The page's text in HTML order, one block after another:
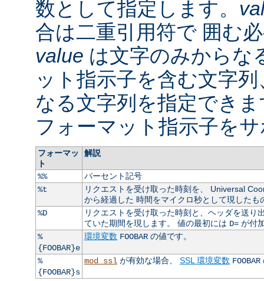
数として指定します。
合は二重引用符で 囲む
value は文字のみからな
ット指示子を含む文字
なる文字列を指定でき
フォーマット指示子を
フォーマッ
ト
解説
%%
パーセント記号
%t
リクエストを受け取った時刻を、 Universal
から経過した 時間をマイクロ秒として現した
%D
リクエストを受け取った時刻と、ヘッダを送
ていた期間を現します。 値の最初には D=が付
%
{FOOBAR}e
環境変数 FOOBARの値です。
%
{FOOBAR}s
mod_ssl が有効な場合、 SSL 環境変数 FOOBAR